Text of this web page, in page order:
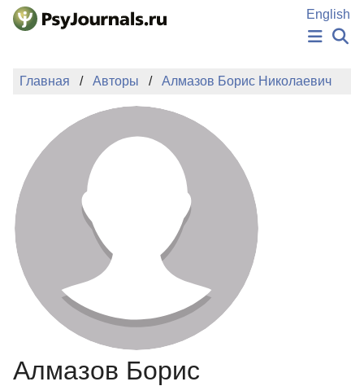
Перейти к основному содержанию
English
НОВОСТИ
АВТОРЫ
ПОДАТЬ РУКОПИСЬ
БАЗА ЗНАНИЙ
КЛЮЧЕВЫЕ СЛОВА
Регистрация
Главная Авторы Алмазов Борис Николаевич
Алмазов Борис